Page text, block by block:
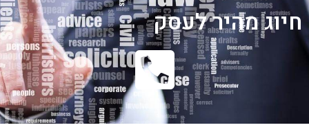
חיוג מהיר לעסק